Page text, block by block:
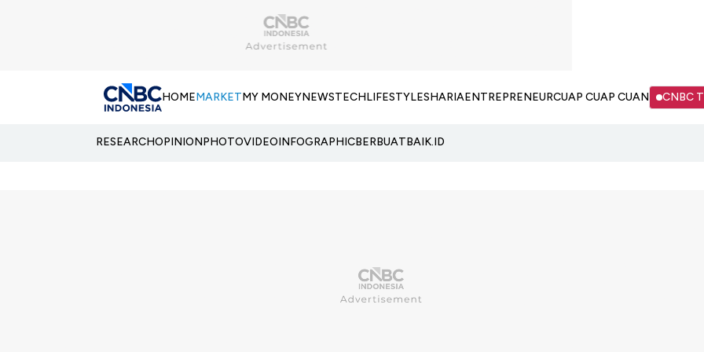
HOMEMARKETMY MONEYNEWSTECHLIFESTYLESHARIAENTREPRENEURCUAP CUAP CUAN CNBC
RESEARCHOPINIONPHOTOVIDEOINFOGRAPHICBERBUATBAIK.ID